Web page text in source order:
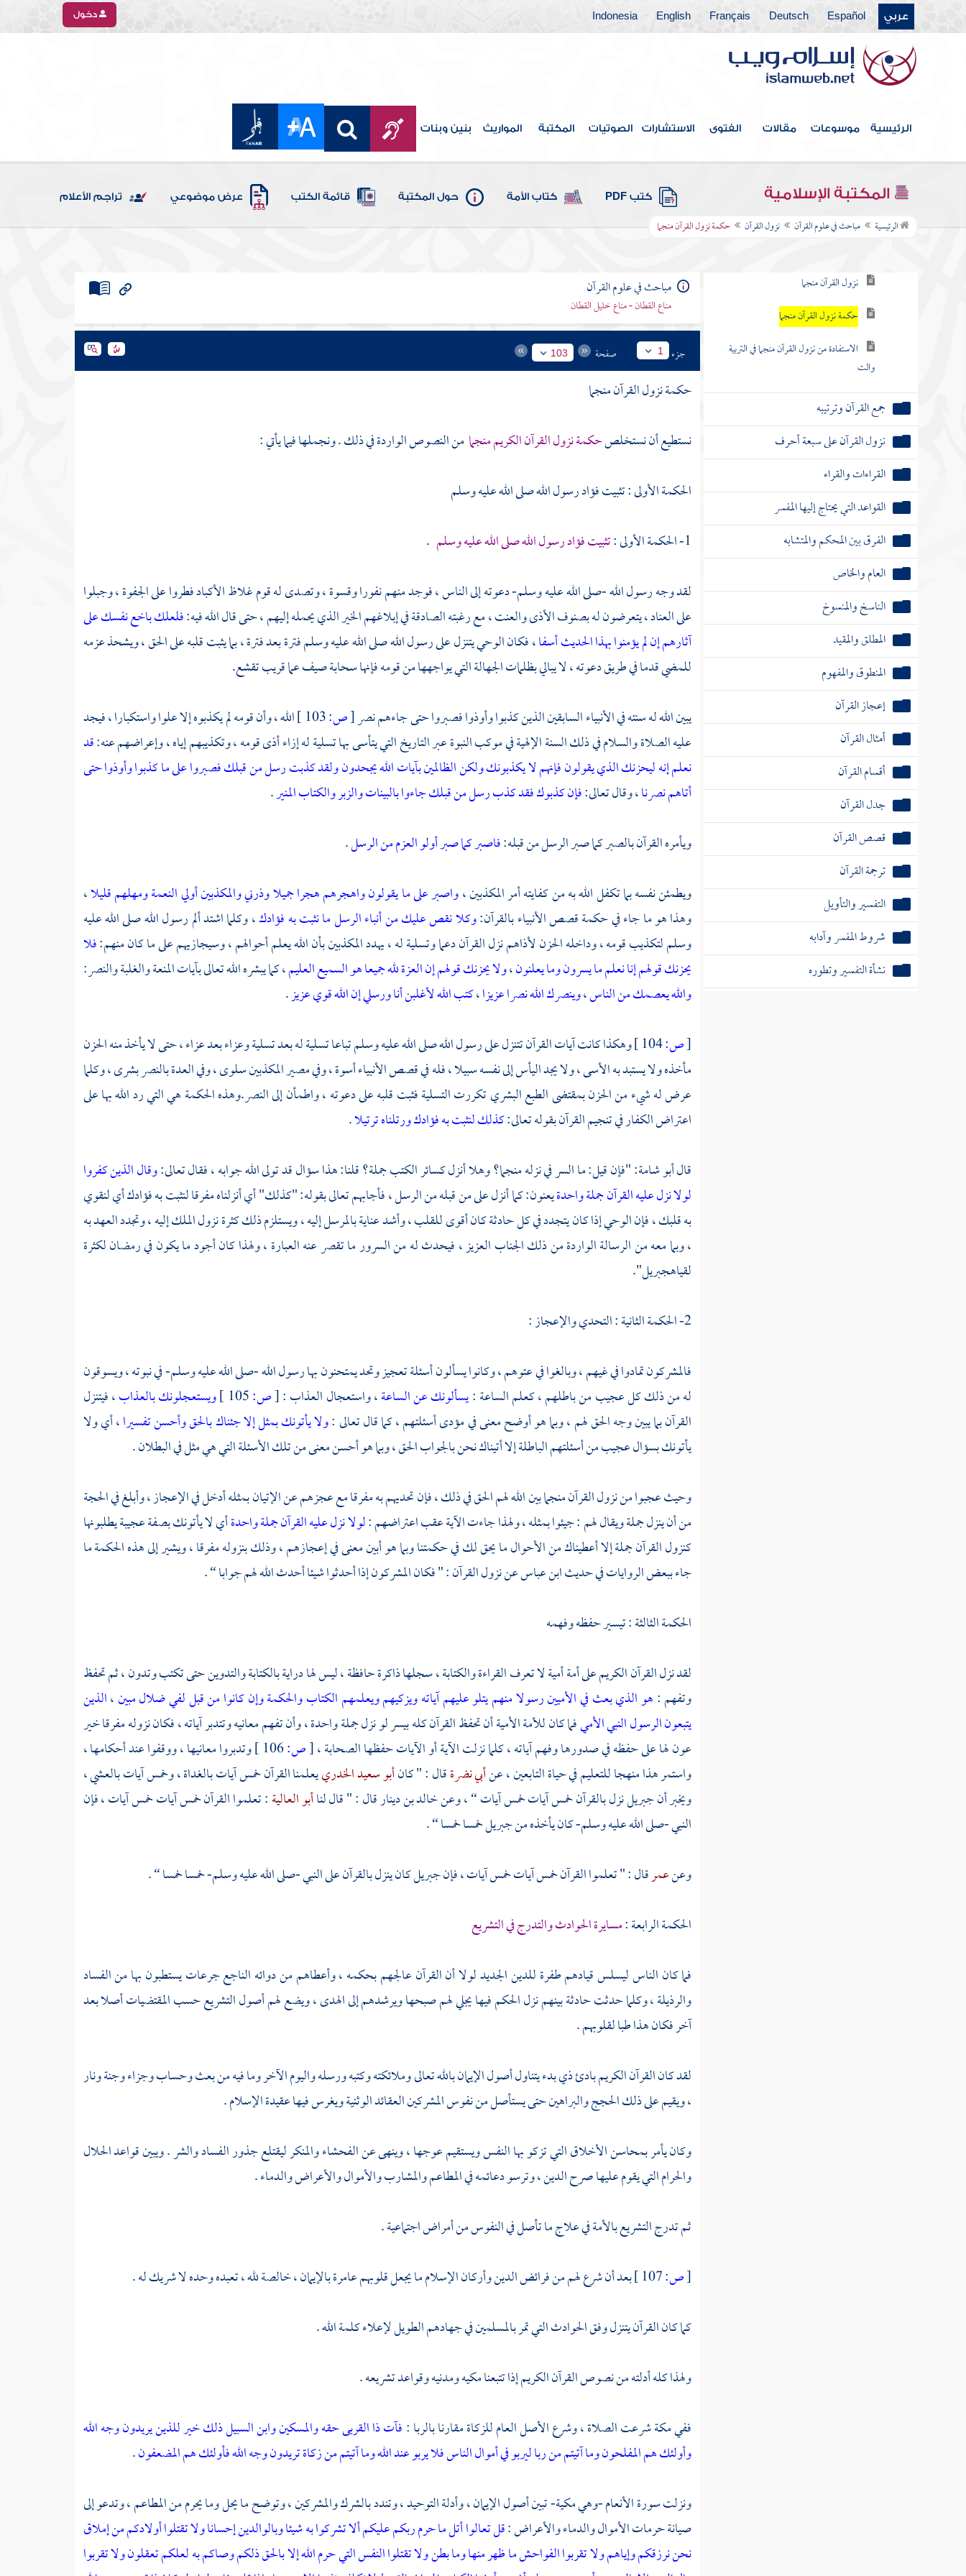
عربي Español
Deutsch
Français
English
Indonesia دخول
الرئيسية موسوعات مقالات الفتوى الاستشارات الصوتيات المكتبة المواريث بنين وبنات
المكتبة الإسلامية كتب PDF كتاب الأمة حول المكتبة قائمة الكتب عرض موضوعي تراجم الأعلام
الرئيسية مباحث في علوم القرآن نزول القرآن حكمة نزول القرآن منجما
التعريف بالعلم وبيان نشأته وتطوره
القرآن
الوحي
المكي والمدني
معرفة أول ما نزل وآخر ما نزل
أسباب النزول
نزول القرآن
نزول القرآن منجما
حكمة نزول القرآن منجما
الاستفادة من نزول القرآن منجما في التربية
والت
جمع القرآن وترتيبه
نزول القرآن على سبعة أحرف
القراءات والقراء
القواعد التي يحتاج إليها المفسر
الفرق بين المحكم والمتشابه
العام والخاص
الناسخ والمنسوخ
المطلق والمقيد
المنطوق والمفهوم
إعجاز القرآن
أمثال القرآن
أقسام القرآن
جدل القرآن
قصص القرآن
ترجمة القرآن
التفسير والتأويل
شروط المفسر وآدابه
نشأة التفسير وتطوره
مباحث في علوم القرآن
مناع القطان - مناع خليل القطان
جزء 1 صفحة 103
حكمة نزول القرآن منجما
نستطيع أن نستخلصحكمة نزول القرآن الكريم منجما من النصوص الواردة في ذلك . ونجملها فيما يأتي :
الحكمة الأولى : تثبيت فؤاد رسول الله صلى الله عليه وسلم
1- الحكمة الأولى :
تثبيت فؤاد رسول الله صلى الله عليه وسلم .
لقد وجه رسول الله -صلى الله عليه وسلم- دعوته إلى الناس ، فوجد منهم نفورا وقسوة ، وتصدى له قوم غلاظ الأكباد فطروا على الجفوة ، وجبلوا
على العناد ، يتعرضون له بصنوف الأذى والعنت ، مع رغبته الصادقة في إبلاغهم الخير الذي يحمله إليهم ، حتى قال الله فيه:فلعلك باخع نفسك على
آثارهم إن لم يؤمنوا بهذا الحديث أسفا، فكان الوحي يتنزل على رسول الله صلى الله عليه وسلم فترة بعد فترة ، بما يثبت قلبه على الحق ، ويشحذ عزمه
للمضي قدما في طريق دعوته ، لا يبالي بظلمات الجهالة التي يواجهها من قومه فإنها سحابة صيف عما قريب تقشع.
يبين الله له سنته في الأنبياء السابقين الذين كذبوا وأوذوا فصبروا حتى جاءهم نصر[ص:
الله ، وأن قومه لم يكذبوه إلا علوا واستكبارا ، فيجد
عليه الصلاة والسلام في ذلك السنة الإلهية في موكب النبوة عبر التاريخ التي يتأسى بها تسلية له إزاء أذى قومه ، وتكذيبهم إياه ، وإعراضهم عنه:قد
نعلم إنه ليحزنك الذي يقولون فإنهم لا يكذبونك ولكن الظالمين بآيات الله يجحدونولقد كذبت رسل من قبلك فصبروا على ما كذبوا وأوذوا حتى
أتاهم نصرنا، وقال تعالى:فإن كذبوك فقد كذب رسل من قبلك جاءوا بالبينات والزبر والكتاب المنير.
ويأمره القرآن بالصبر كما صبر الرسل من قبله:فاصبر كما صبر أولو العزم من الرسل.
ويطمئن نفسه بما تكفل الله به من كفايته أمر المكذبين ،واصبر على ما يقولون واهجرهم هجرا جميلاوذرني والمكذبين أولي النعمة ومهلهم قليلا،
وهذا هو ما جاء في حكمة قصص الأنبياء بالقرآن:وكلا نقص عليك من أنباء الرسل ما نثبت به فؤادك، وكلما اشتد ألم رسول الله صلى الله عليه
وسلم لتكذيب قومه ، وداخله الحزن لأذاهم نزل القرآن دعما وتسلية له ، يهدد المكذبين بأن الله يعلم أحوالهم ، وسيجازيهم على ما كان منهم:فلا
يحزنك قولهم إنا نعلم ما يسرون وما يعلنون،ولا يحزنك قولهم إن العزة لله جميعا هو السميع العليم، كما يبشره الله تعالى بآيات المنعة والغلبة والنصر:
والله يعصمك من الناس،وينصرك الله نصرا عزيزا،كتب الله لأغلبن أنا ورسلي إن الله قوي عزيز.
[ص:
وهكذا كانت آيات القرآن تتنزل على رسول الله صلى الله عليه وسلم تباعا تسلية له بعد تسلية وعزاء بعد عزاء ، حتى لا يأخذ منه الحزن
مأخذه ولا يستبد به الأسى ، ولا يجد اليأس إلى نفسه سبيلا ، فله في قصص الأنبياء أسوة ، وفي مصير المكذبين سلوى ، وفي العدة بالنصر بشرى ، وكلما
عرض له شيء من الحزن بمقتضى الطبع البشري تكررت التسلية فثبت قلبه على دعوته ، واطمأن إلى النصر.وهذه الحكمة هي التي رد الله بها على
اعتراض الكفار في تنجيم القرآن بقوله تعالى:كذلك لنثبت به فؤادك ورتلناه ترتيلا.
قالأبو شامة:"فإن قيل: ما السر في نزله منجما؟ وهلا أنزل كسائر الكتب جملة؟ قلنا: هذا سؤال قد تولى الله جوابه ، فقال تعالى:وقال الذين كفروا
لولا نزل عليه القرآن جملة واحدةيعنون: كما أنزل على من قبله من الرسل ، فأجابهم تعالى بقوله: "كذلك" أي أنزلناه مفرقا لنثبت به فؤادك أي لنقوي
به قلبك ، فإن الوحي إذا كان يتجدد في كل حادثة كان أقوى للقلب ، وأشد عناية بالمرسل إليه ، ويستلزم ذلك كثرة نزول الملك إليه ، وتجدد العهد به
، وبما معه من الرسالة الواردة من ذلك الجناب العزيز ، فيحدث له من السرور ما تقصر عنه العبارة ، ولهذا كان أجود ما يكون في رمضان لكثرة
لقياهجبريل".
2- الحكمة الثانية : التحدي والإعجاز :
فالمشركون تمادوا في غيهم ، وبالغوا في عتوهم ، وكانوا يسألون أسئلة تعجيز وتحد يمتحنون بها رسول الله -صلى الله عليه وسلم- في نبوته ، ويسوقون
له من ذلك كل عجيب من باطلهم ، كعلم الساعة :يسألونك عن الساعة، واستعجال العذاب :[ص: ويستعجلونك بالعذاب، فيتنزل
القرآن بما يبين وجه الحق لهم ، وبما هو أوضح معنى في مؤدى أسئلتهم ، كما قال تعالى :ولا يأتونك بمثل إلا جئناك بالحق وأحسن تفسيرا، أي ولا
يأتونك بسؤال عجيب من أسئلتهم الباطلة إلا أتيناك نحن بالجواب الحق ، وبما هو أحسن معنى من تلك الأسئلة التي هي مثل في البطلان .
وحيث عجبوا من نزول القرآن منجما بين الله لهم الحق في ذلك ، فإن تحديهم به مفرقا مع عجزهم عن الإتيان بمثله أدخل في الإعجاز ، وأبلغ في الحجة
من أن ينزل جملة ويقال لهم : جيئوا بمثله ، ولهذا جاءت الآية عقب اعتراضهم :لولا نزل عليه القرآن جملة واحدةأي لا يأتونك بصفة عجيبة يطلبونها
كنزول القرآن جملة إلا أعطيناك من الأحوال ما يحق لك في حكمتنا وبما هو أبين معنى في إعجازهم ، وذلك بنزوله مفرقا ، ويشير إلى هذه الحكمة ما
جاء ببعض الروايات في حديث ابن عباس عن نزول القرآن : " فكان المشركون إذا أحدثوا شيئا أحدث الله لهم جوابا “ .
الحكمة الثالثة : تيسير حفظه وفهمه
لقد نزل القرآن الكريم على أمة أمية لا تعرف القراءة والكتابة ، سجلها ذاكرة حافظة ، ليس لها دراية بالكتابة والتدوين حتى تكتب وتدون ، ثم تحفظ
وتفهم :هو الذي بعث في الأميين رسولا منهم يتلو عليهم آياته ويزكيهم ويعلمهم الكتاب والحكمة وإن كانوا من قبل لفي ضلال مبين،الذين
يتبعون الرسول النبي الأميفما كان للأمة الأمية أن تحفظ القرآن كله بيسر لو نزل جملة واحدة ، وأن تفهم معانيه وتتدبر آياته ، فكان نزوله مفرقا خير
عون لها على حفظه في صدورها وفهم آياته ، كلما نزلت الآية أو الآيات حفظها الصحابة ،[ص:
وتدبروا معانيها ، ووقفوا عند أحكامها ،
واستمر هذا منهجا للتعليم في حياة التابعين ، عنأبي نضرةقال : " كانأبو سعيد الخدرييعلمنا القرآن خمس آيات بالغداة ، وخمس آيات بالعشي ،
ويخبر أنجبريلنزل بالقرآن خمس آيات خمس آيات “ ، وعنخالد بن دينارقال : " قال لناأبو العالية: تعلموا القرآن خمس آيات خمس آيات ، فإن
النبي -صلى الله عليه وسلم- كان يأخذه منجبريلخمسا خمسا “ .
وعنعمرقال : " تعلموا القرآن خمس آيات خمس آيات ، فإنجبريلكان ينزل بالقرآن على النبي -صلى الله عليه وسلم- خمسا خمسا “ .
الحكمة الرابعة :مسايرة الحوادث والتدرج في التشريع
فما كان الناس ليسلس قيادهم طفرة للدين الجديد لولا أن القرآن عالجهم بحكمه ، وأعطاهم من دوائه الناجع جرعات يستطبون بها من الفساد
والرذيلة ، وكلما حدثت حادثة بينهم نزل الحكم فيها يجلي لهم صبحها ويرشدهم إلى الهدى ، ويضع لهم أصول التشريع حسب المقتضيات أصلا بعد
آخر فكان هذا طبا لقلوبهم .
لقد كان القرآن الكريم بادئ ذي بدء يتناول أصول الإيمان بالله تعالى وملائكته وكتبه ورسله واليوم الآخر وما فيه من بعث وحساب وجزاء وجنة ونار
، ويقيم على ذلك الحجج والبراهين حتى يستأصل من نفوس المشركين العقائد الوثنية ويغرس فيها عقيدة الإسلام .
وكان يأمر بمحاسن الأخلاق التي تزكو بها النفس ويستقيم عوجها ، وينهى عن الفحشاء والمنكر ليقتلع جذور الفساد والشر . ويبين قواعد الحلال
والحرام التي يقوم عليها صرح الدين ، وترسو دعائمه في المطاعم والمشارب والأموال والأعراض والدماء .
ثم تدرج التشريع بالأمة في علاج ما تأصل في النفوس من أمراض اجتماعية .
[ص:
بعد أن شرع لهم من فرائض الدين وأركان الإسلام ما يجعل قلوبهم عامرة بالإيمان ، خالصة لله ، تعبده وحده لا شريك له .
كما كان القرآن يتنزل وفق الحوادث التي تمر بالمسلمين في جهادهم الطويل لإعلاء كلمة الله .
ولهذا كله أدلته من نصوص القرآن الكريم إذا تتبعنا مكيه ومدنيه وقواعد تشريعه .
ففيمكةشرعت الصلاة ، وشرع الأصل العام للزكاة مقارنا بالربا :فآت ذا القربى حقه والمسكين وابن السبيل ذلك خير للذين يريدون وجه الله
وأولئك هم المفلحونوما آتيتم من ربا ليربو في أموال الناس فلا يربو عند الله وما آتيتم من زكاة تريدون وجه الله فأولئك هم المضعفون.
ونزلت سورة الأنعام -وهي مكية- تبين أصول الإيمان ، وأدلة التوحيد ، وتندد بالشرك والمشركين ، وتوضح ما يحل وما يحرم من المطاعم ، وتدعو إلى
صيانة حرمات الأموال والدماء والأعراض :قل تعالوا أتل ما حرم ربكم عليكم ألا تشركوا به شيئا وبالوالدين إحسانا ولا تقتلوا أولادكم من إملاق
نحن نرزقكم وإياهم ولا تقربوا الفواحش ما ظهر منها وما بطن ولا تقتلوا النفس التي حرم الله إلا بالحق ذلكم وصاكم به لعلكم تعقلونولا تقربوا